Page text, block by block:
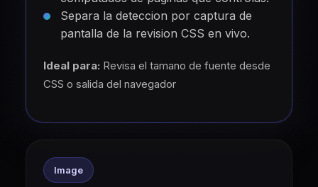
Separa la deteccion por captura de
pantalla de la revision CSS en vivo.
Ideal para: Revisa el tamano de fuente desde
CSS o salida del navegador
Image